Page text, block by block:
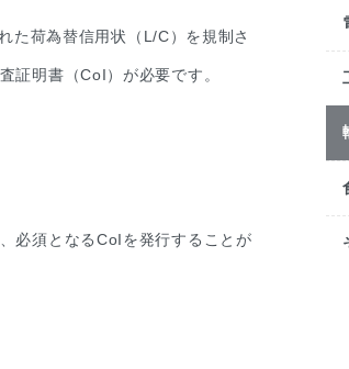
た荷為替信用状（L/C）を規制さ
証明書（CoI）が必要です。
必須となるCoIを発行することが